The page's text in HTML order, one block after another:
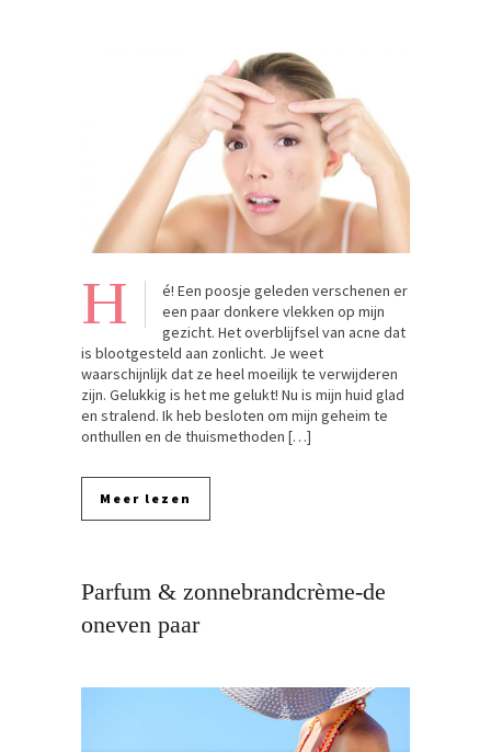
H
é! Een poosje geleden verschenen er
een paar donkere vlekken op mijn
gezicht. Het overblijfsel van acne dat
is blootgesteld aan zonlicht. Je weet
waarschijnlijk dat ze heel moeilijk te verwijderen
zijn. Gelukkig is het me gelukt! Nu is mijn huid glad
en stralend. Ik heb besloten om mijn geheim te
onthullen en de thuismethoden […]
Meer lezen
Parfum & zonnebrandcrème-de
oneven paar